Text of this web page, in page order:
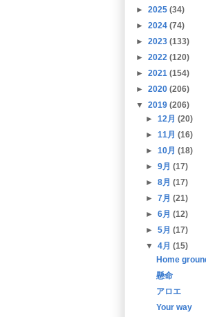
► 2025 (34)
► 2024 (74)
► 2023 (133)
► 2022 (120)
► 2021 (154)
► 2020 (206)
▼ 2019 (206)
►12月(20)
►11月(16)
►10月(18)
►9月(17)
►8月(17)
►7月(21)
►6月(12)
►5月(17)
▼4月(15)
Home
懸命
アロエ
Your way